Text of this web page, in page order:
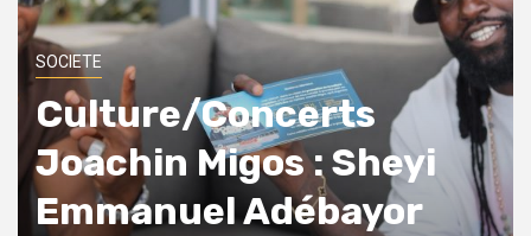
SOCIETE
Culture/Concerts
Joachin Migos : Sheyi
Emmanuel Adébayor